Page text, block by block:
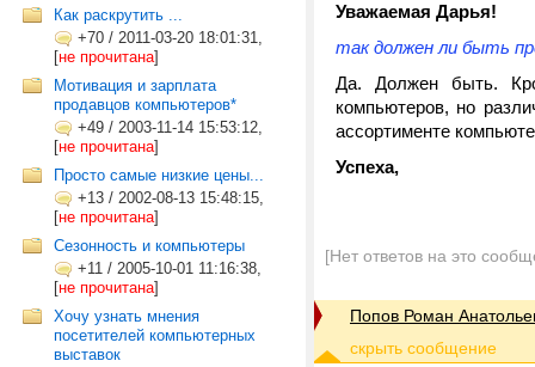
Как раскрутить ...
+70 / 2011-03-20 18:01:31,
[не прочитана]
Мотивация и зарплата
продавцов компьютеров*
+49 / 2003-11-14 15:53:12,
[не прочитана]
Просто самые низкие цены...
+13 / 2002-08-13 15:48:15,
[не прочитана]
Сезонность и компьютеры
+11 / 2005-10-01 11:16:38,
[не прочитана]
Хочу узнать мнения
посетителей компьютерных
выставок
Уважаемая Дарья!
так должен ли быть
Да. Должен быть.
компьютеров, но
ассортименте
Успеха,
[Нет ответов на это
Попов Роман